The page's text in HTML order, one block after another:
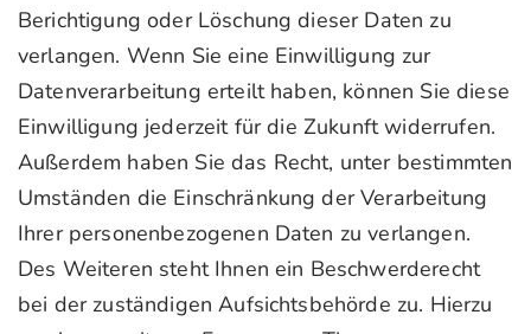
Berichtigung oder Löschung dieser Daten zu
verlangen. Wenn Sie eine Einwilligung zur
Datenverarbeitung erteilt haben, können Sie diese
Einwilligung jederzeit für die Zukunft widerrufen.
Außerdem haben Sie das Recht, unter bestimmten
Umständen die Einschränkung der Verarbeitung
Ihrer personenbezogenen Daten zu verlangen.
Des Weiteren steht Ihnen ein Beschwerderecht
bei der zuständigen Aufsichtsbehörde zu. Hierzu